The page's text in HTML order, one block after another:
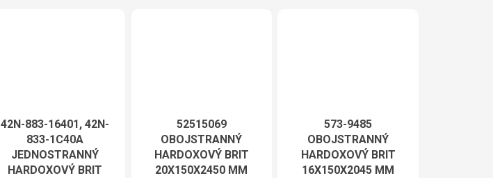
42N-883-16401, 42N-
833-1C40A
JEDNOSTRANNÝ
HARDOXOVÝ BRIT
52515069
OBOJSTRANNÝ
HARDOXOVÝ BRIT
20X150X2450 MM
573-9485
OBOJSTRANNÝ
HARDOXOVÝ BRIT
16X150X2045 MM